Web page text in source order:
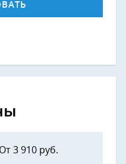
От 3 910 руб.